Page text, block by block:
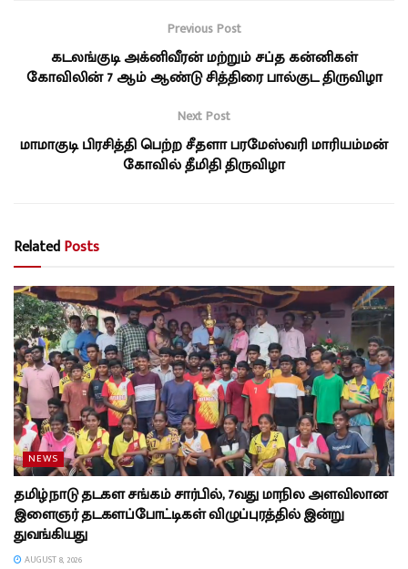
Previous Post
கடலங்குடி அக்னிவீரன் மற்றும் சப்த கன்னிகள்
கோவிலின் 7 ஆம் ஆண்டு சித்திரை பால்குட திருவிழா
Next Post
மாமாகுடி பிரசித்தி பெற்ற சீதளா பரமேஸ்வரி மாரியம்மன்
கோவில் தீமிதி திருவிழா
RelatedPosts
NEWS
தமிழ்நாடு தடகள சங்கம் சார்பில், 7வது மாநில அளவிலான
இளைஞர் தடகளப்போட்டிகள் விழுப்புரத்தில் இன்று
துவங்கியது
AUGUST 8, 2026